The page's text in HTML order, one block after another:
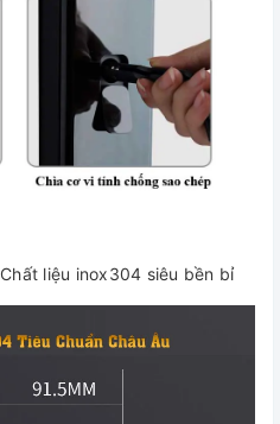
liệu inox304 siêu bền bỉ